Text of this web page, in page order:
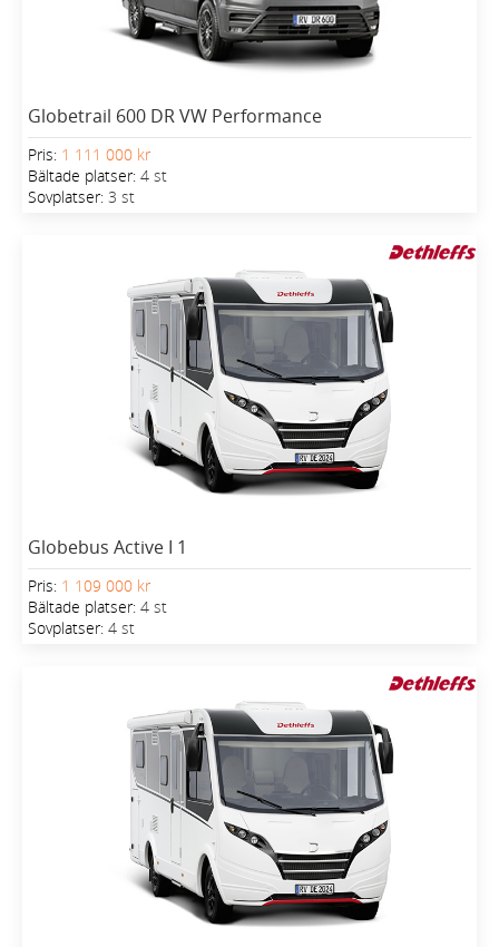
Globetrail 600 DR VW Performance
Pris: 1 111 000 kr
Bältade platser: 4 st
Sovplatser: 3 st
Globebus Active I 1
Pris: 1 109 000 kr
Bältade platser: 4 st
Sovplatser: 4 st